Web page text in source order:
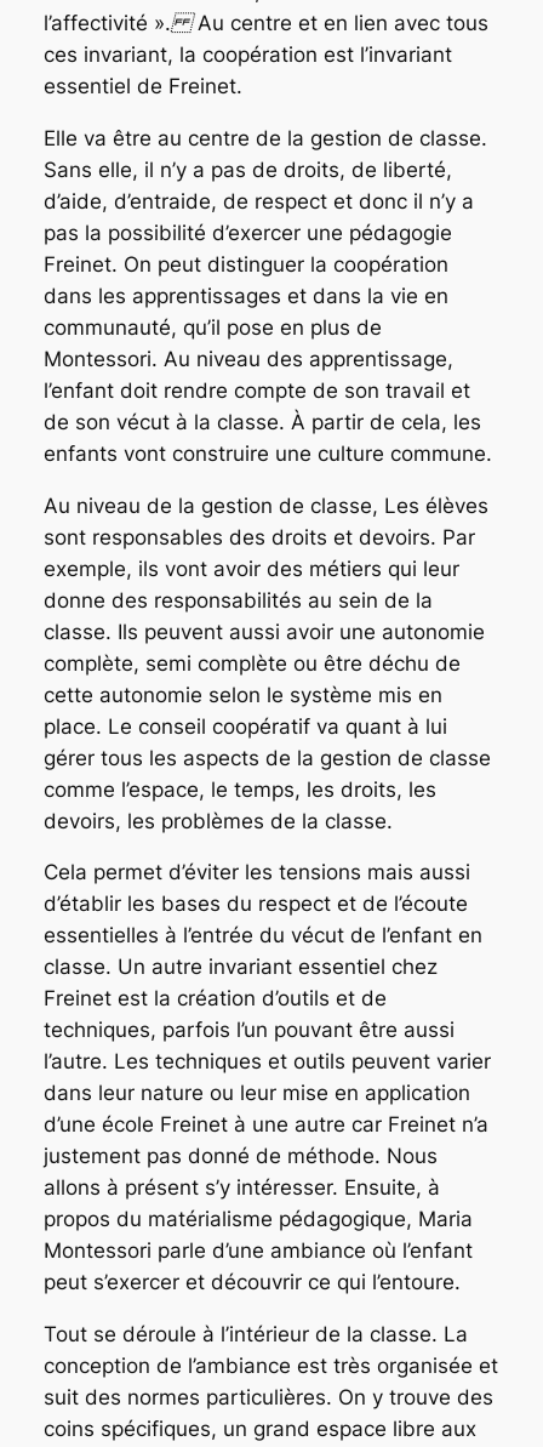
l’affectivité ».
Au centre et en lien avec tous
ces invariant, la coopération est l’invariant
essentiel de Freinet.
Elle va être au centre de la gestion de classe.
Sans elle, il n’y a pas de droits, de liberté,
d’aide, d’entraide, de respect et donc il n’y a
pas la possibilité d’exercer une pédagogie
Freinet. On peut distinguer la coopération
dans les apprentissages et dans la vie en
communauté, qu’il pose en plus de
Montessori. Au niveau des apprentissage,
l’enfant doit rendre compte de son travail et
de son vécut à la classe. À partir de cela, les
enfants vont construire une culture commune.
Au niveau de la gestion de classe, Les élèves
sont responsables des droits et devoirs. Par
exemple, ils vont avoir des métiers qui leur
donne des responsabilités au sein de la
classe. Ils peuvent aussi avoir une autonomie
complète, semi complète ou être déchu de
cette autonomie selon le système mis en
place. Le conseil coopératif va quant à lui
gérer tous les aspects de la gestion de classe
comme l’espace, le temps, les droits, les
devoirs, les problèmes de la classe.
Cela permet d’éviter les tensions mais aussi
d’établir les bases du respect et de l’écoute
essentielles à l’entrée du vécut de l’enfant en
classe. Un autre invariant essentiel chez
Freinet est la création d’outils et de
techniques, parfois l’un pouvant être aussi
l’autre. Les techniques et outils peuvent varier
dans leur nature ou leur mise en application
d’une école Freinet à une autre car Freinet n’a
justement pas donné de méthode. Nous
allons à présent s’y intéresser. Ensuite, à
propos du matérialisme pédagogique, Maria
Montessori parle d’une ambiance où l’enfant
peut s’exercer et découvrir ce qui l’entoure.
Tout se déroule à l’intérieur de la classe. La
conception de l’ambiance est très organisée et
suit des normes particulières. On y trouve des
coins spécifiques, un grand espace libre aux